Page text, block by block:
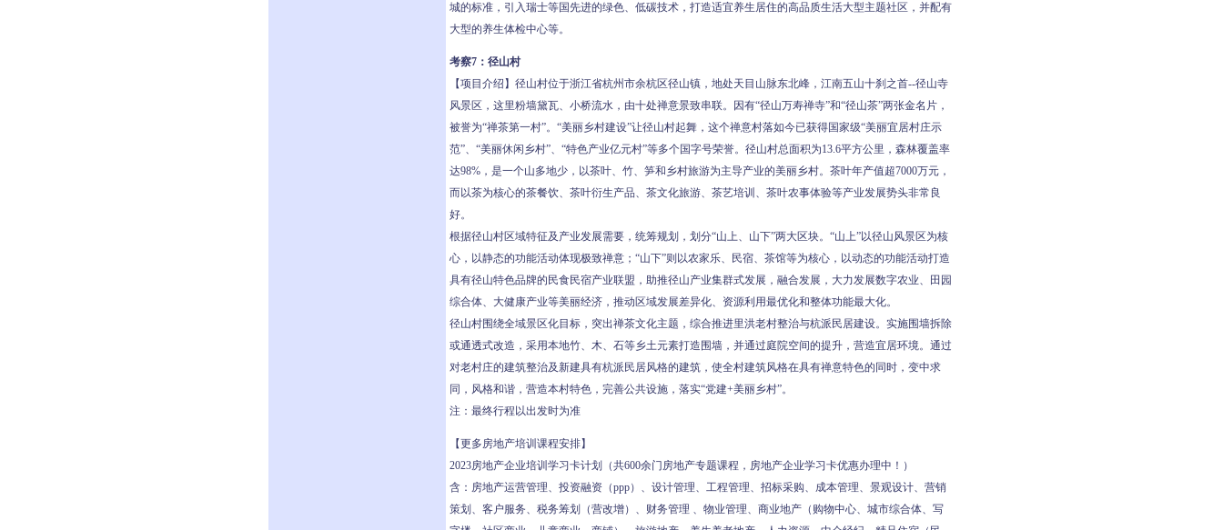
城的标准，引入瑞士等国先进的绿色、低碳技术，打造适宜养生居住的高品质生活大型主题社区，并配有
大型的养生体检中心等。
考察7：径山村
【项目介绍】径山村位于浙江省杭州市余杭区径山镇，地处天目山脉东北峰，江南五山十刹之首--径山寺
风景区，这里粉墙黛瓦、小桥流水，由十处禅意景致串联。因有“径山万寿禅寺”和“径山茶”两张金名片，
被誉为“禅茶第一村”。“美丽乡村建设”让径山村起舞，这个禅意村落如今已获得国家级“美丽宜居村庄示
范”、“美丽休闲乡村”、“特色产业亿元村”等多个国字号荣誉。径山村总面积为13.6平方公里，森林覆盖率
达98%，是一个山多地少，以茶叶、竹、笋和乡村旅游为主导产业的美丽乡村。茶叶年产值超7000万元，
而以茶为核心的茶餐饮、茶叶衍生产品、茶文化旅游、茶艺培训、茶叶农事体验等产业发展势头非常良
好。
根据径山村区域特征及产业发展需要，统筹规划，划分“山上、山下”两大区块。“山上”以径山风景区为核
心，以静态的功能活动体现极致禅意；“山下”则以农家乐、民宿、茶馆等为核心，以动态的功能活动打造
具有径山特色品牌的民食民宿产业联盟，助推径山产业集群式发展，融合发展，大力发展数字农业、田园
综合体、大健康产业等美丽经济，推动区域发展差异化、资源利用最优化和整体功能最大化。
径山村围绕全域景区化目标，突出禅茶文化主题，综合推进里洪老村整治与杭派民居建设。实施围墙拆除
或通透式改造，采用本地竹、木、石等乡土元素打造围墙，并通过庭院空间的提升，营造宜居环境。通过
对老村庄的建筑整治及新建具有杭派民居风格的建筑，使全村建筑风格在具有禅意特色的同时，变中求
同，风格和谐，营造本村特色，完善公共设施，落实“党建+美丽乡村”。
注：最终行程以出发时为准
【更多房地产培训课程安排】
2023房地产企业培训学习卡计划（共600余门房地产专题课程，房地产企业学习卡优惠办理中！）
含：房地产运营管理、投资融资（ppp）、设计管理、工程管理、招标采购、成本管理、景观设计、营销
策划、客户服务、税务筹划（营改增）、财务管理 、物业管理、商业地产（购物中心、城市综合体、写